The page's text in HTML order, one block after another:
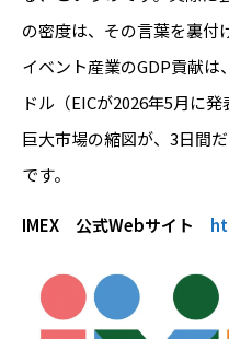
の密度は、その言葉を裏付
イベント産業のGDP貢献は
ドル（EICが2026年5月に
巨大市場の縮図が、3日間
です。
IMEX 公式Webサイト